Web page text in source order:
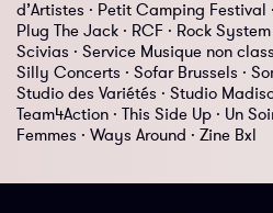
d’Artistes · Petit Camping Festival
Plug The Jack · RCF · Rock
Scivias · Service Musique non
Silly Concerts · Sofar Brussels ·
Studio des Variétés · Studio
Team4Action · This Side Up · Un
Femmes · Ways Around · Zine Bxl